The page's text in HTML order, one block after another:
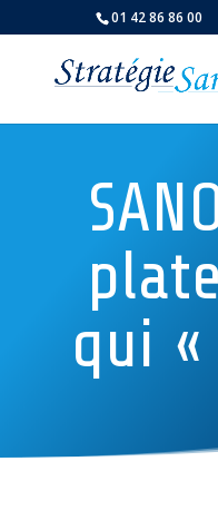
01 42 86 86 00
qui